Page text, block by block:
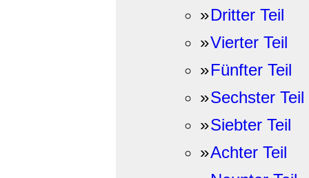
»Dritter Teil
»Vierter Teil
»Fünfter Teil
»Sechster Teil
»Siebter Teil
»Achter Teil